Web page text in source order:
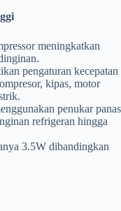
meningkatkan
pengaturan kecepatan
kipas, motor
penukar panas
refrigeran hingga
3.5W dibandingkan